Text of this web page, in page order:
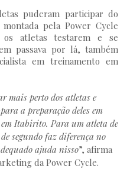
puderam participar do
pela Power Cycle
atletas testarem e se
passava por lá, também
em treinamento em
mais perto dos atletas e
a preparação deles em
em Itabirito. Para um atleta de
segundo faz diferença no
ajuda nisso”, afirma
da Power Cycle.